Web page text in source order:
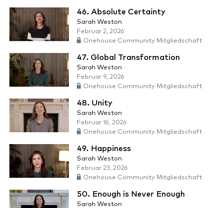
46. Absolute Certainty
Sarah Weston
Februar 2, 2026
Onehouse Community Mitgliedschaft
47. Global Transformation
Sarah Weston
Februar 9, 2026
Onehouse Community Mitgliedschaft
48. Unity
Sarah Weston
Februar 16, 2026
Onehouse Community Mitgliedschaft
49. Happiness
Sarah Weston
Februar 23, 2026
Onehouse Community Mitgliedschaft
50. Enough is Never Enough
Sarah Weston